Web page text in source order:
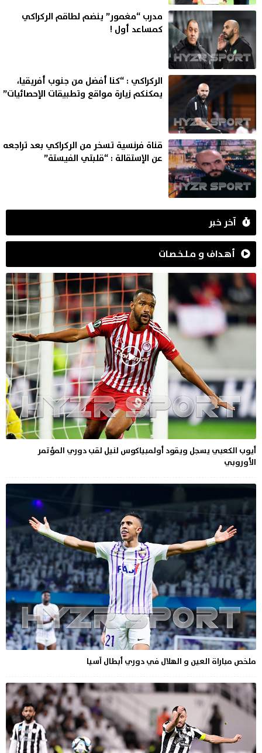
مدرب “مغمور” ينضم لطاقم الركراكي
كمساعد أول !
الركراكي : “كنا أفضل من جنوب أفريقيا،
يمكنكم زيارة مواقع وتطبيقات الإحصائيات”
قناة فرنسية تسخر من الركراكي بعد تراجعه
عن الإستقالة : “قلبتي الفيستة”
آخر خبر
أهـداف و مـلـخـصـات
أيوب الكعبي يسجل ويقود أولمبياكوس لنيل لقب دوري المؤتمر
الأوروبي
ملخص مباراة العين و الهلال في دوري أبطال آسيا